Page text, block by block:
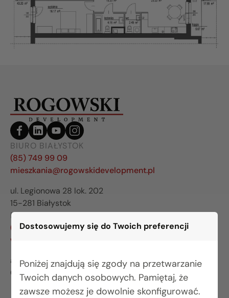
Dostosowujemy się do Twoich preferencji
Poniżej znajdują się zgody na przetwarzanie
Twoich danych osobowych. Pamiętaj, że
zawsze możesz je dowolnie skonfigurować.
BIURO BIAŁYSTOK
(85) 749 99 09
mieszkania@rogowskidevelopment.pl
ul. Legionowa 28 lok. 202
15-281 Białystok
BIURO WARSZAWA
(22) 642 03 55
warszawa@rogowskidevelopment.pl
al. Wilanowska 67E lok. U5
02-765 Warszawa